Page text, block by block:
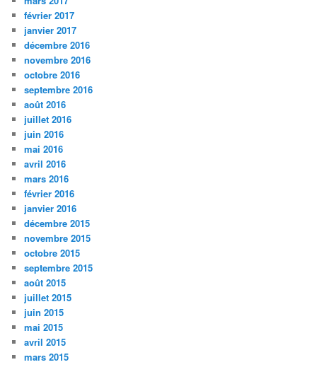
février 2017
janvier 2017
décembre 2016
novembre 2016
octobre 2016
septembre 2016
août 2016
juillet 2016
juin 2016
mai 2016
avril 2016
mars 2016
février 2016
janvier 2016
décembre 2015
novembre 2015
octobre 2015
septembre 2015
août 2015
juillet 2015
juin 2015
mai 2015
avril 2015
mars 2015